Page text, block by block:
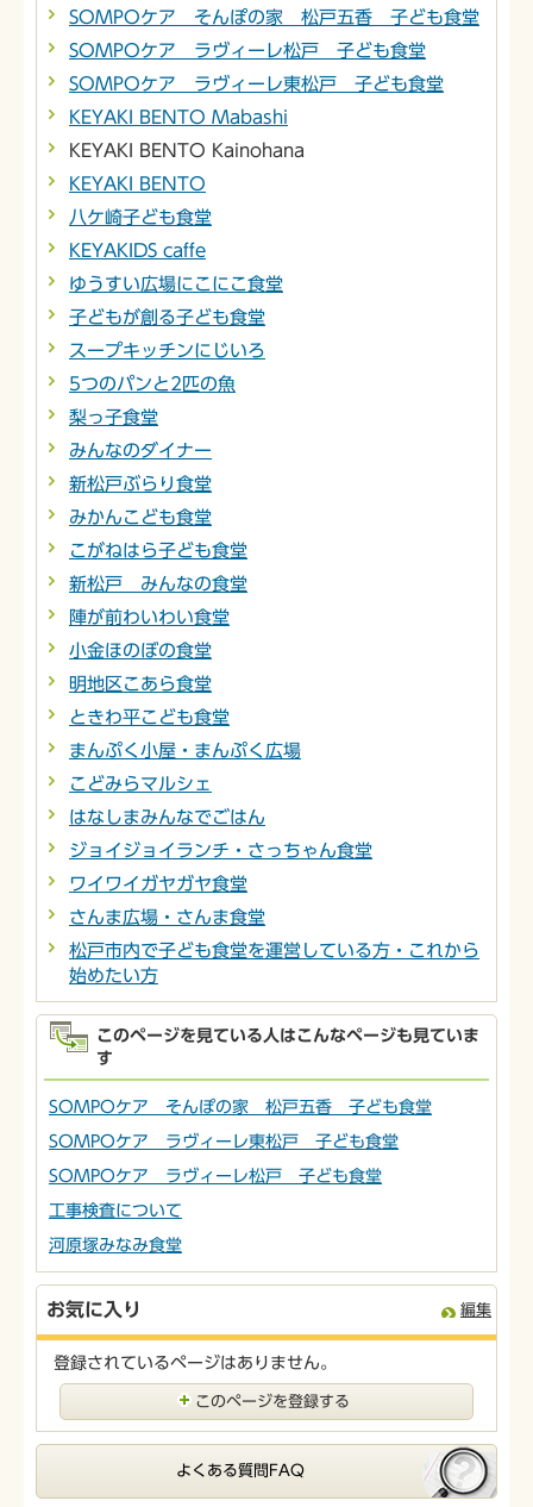
SOMPOケア そんぽの家 松戸五香 子ども食堂
SOMPOケア ラヴィーレ松戸 子ども食堂
SOMPOケア ラヴィーレ東松戸 子ども食堂
KEYAKI BENTO Mabashi
KEYAKI BENTO Kainohana
KEYAKI BENTO
八ケ崎子ども食堂
KEYAKIDS caffe
ゆうすい広場にこにこ食堂
子どもが創る子ども食堂
スープキッチンにじいろ
5つのパンと2匹の魚
梨っ子食堂
みんなのダイナー
新松戸ぶらり食堂
みかんこども食堂
こがねはら子ども食堂
新松戸 みんなの食堂
陣が前わいわい食堂
小金ほのぼの食堂
明地区こあら食堂
ときわ平こども食堂
まんぷく小屋・まんぷく広場
こどみらマルシェ
はなしまみんなでごはん
ジョイジョイランチ・さっちゃん食堂
ワイワイガヤガヤ食堂
さんま広場・さんま食堂
松戸市内で子ども食堂を運営している方・これから
始めたい方
このページを見ている人はこんなページも見ていま
す
SOMPOケア そんぽの家 松戸五香 子ども食堂
SOMPOケア ラヴィーレ東松戸 子ども食堂
SOMPOケア ラヴィーレ松戸 子ども食堂
工事検査について
河原塚みなみ食堂
お気に入り 編集
登録されているページはありません。
このページを登録する
よくある質問FAQ